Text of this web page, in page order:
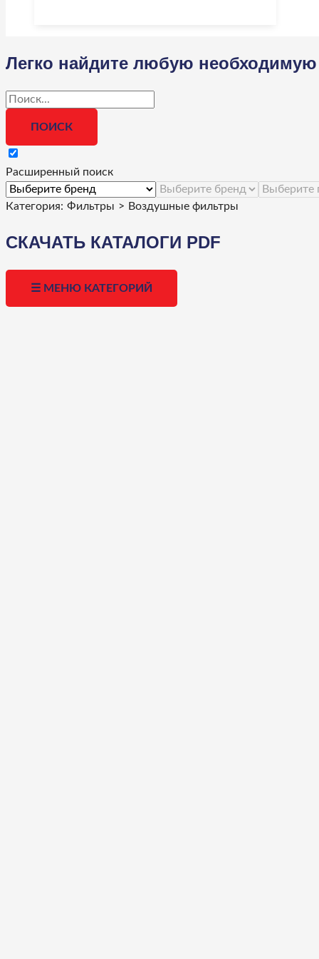
Легко найдите любую необходимую
Расширенный поиск
Категория: Фильтры > Воздушные фильтры
СКАЧАТЬ КАТАЛОГИ PDF
☰ МЕНЮ КАТЕГОРИЙ